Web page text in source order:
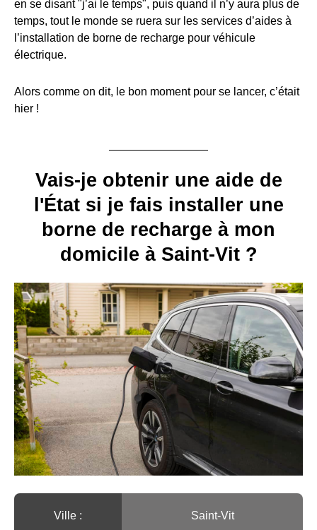
en se disant "j’ai le temps", puis quand il n’y aura plus de
temps, tout le monde se ruera sur les services d’aides à
l’installation de borne de recharge pour véhicule
électrique.
Alors comme on dit, le bon moment pour se lancer, c’était
hier !
Vais-je obtenir une aide de
l'État si je fais installer une
borne de recharge à mon
domicile à Saint-Vit ?
Ville :️ Saint-Vit